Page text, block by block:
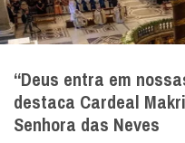
“Deus entra em
destaca Cardeal
Senhora das Neves